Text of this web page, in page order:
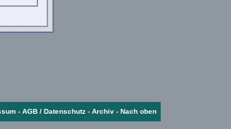
- AGB / Datenschutz - Archiv - Nach oben